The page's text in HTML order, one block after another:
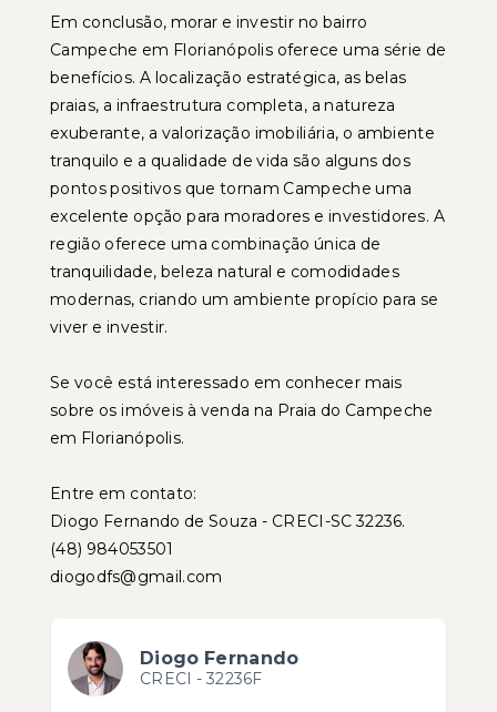
Em conclusão, morar e investir no bairro
Campeche em Florianópolis oferece uma série de
benefícios. A localização estratégica, as belas
praias, a infraestrutura completa, a natureza
exuberante, a valorização imobiliária, o ambiente
tranquilo e a qualidade de vida são alguns dos
pontos positivos que tornam Campeche uma
excelente opção para moradores e investidores. A
região oferece uma combinação única de
tranquilidade, beleza natural e comodidades
modernas, criando um ambiente propício para se
viver e investir.
Se você está interessado em conhecer mais
sobre os imóveis à venda na Praia do Campeche
em Florianópolis.
Entre em contato:
Diogo Fernando de Souza - CRECI-SC 32236.
(48) 984053501
diogodfs@gmail.com
Diogo Fernando
CRECI - 32236F